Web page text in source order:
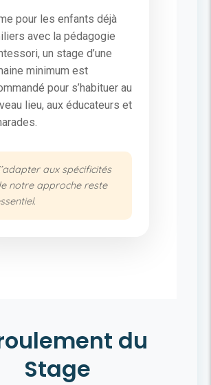
pour les enfants déjà
avec la pédagogie
un stage d’une
minimum est
pour s’habituer au
lieu, aux éducateurs et
aux spécificités
notre approche reste
du
Stage